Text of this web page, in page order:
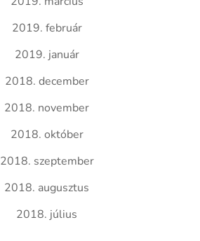
2019. február
2019. január
2018. december
2018. november
2018. október
2018. szeptember
2018. augusztus
2018. július